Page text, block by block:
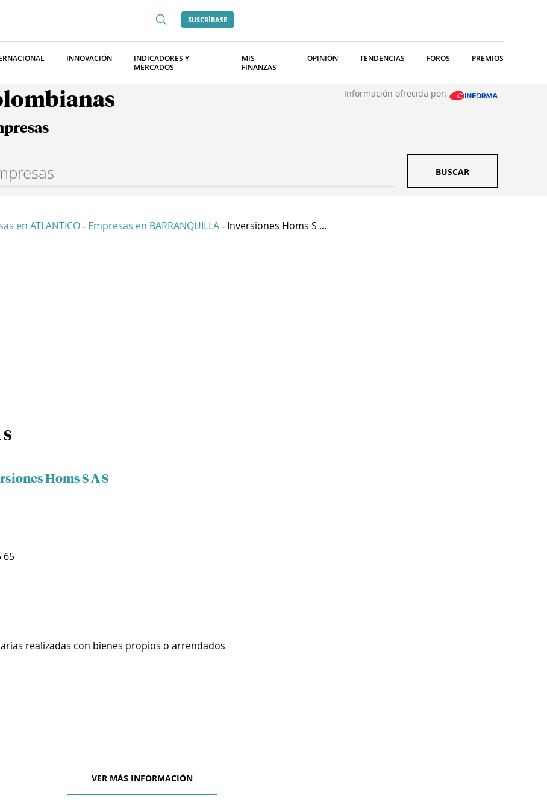
SUSCRÍBASE
INNOVACIÓN
INDICADORES Y
MERCADOS
MIS
FINANZAS
OPINIÓN TENDENCIAS FOROS PREMIOS
Información ofrecida por:
BUSCAR
en ATLANTICO - Empresas en BARRANQUILLA - Inversiones Homs S ...
Homs S A S
65
realizadas con bienes propios o arrendados
VER MÁS INFORMACIÓN